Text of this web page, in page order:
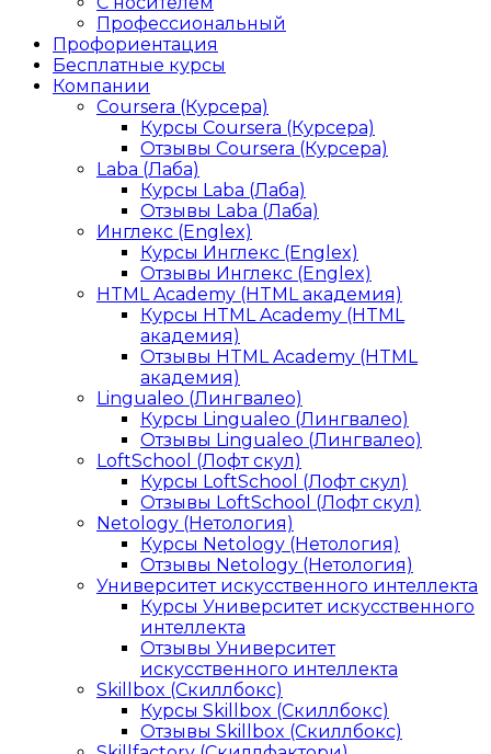
Профессиональный
Профориентация
Бесплатные курсы
Компании
Coursera (Курсера)
Курсы Coursera (Курсера)
Отзывы Coursera (Курсера)
Laba (Лаба)
Курсы Laba (Лаба)
Отзывы Laba (Лаба)
Инглекс (Englex)
Курсы Инглекс (Englex)
Отзывы Инглекс (Englex)
HTML Academy (HTML академия)
Курсы HTML Academy (HTML
академия)
Отзывы HTML Academy (HTML
академия)
Lingualeo (Лингвалео)
Курсы Lingualeo (Лингвалео)
Отзывы Lingualeo (Лингвалео)
LoftSchool (Лофт скул)
Курсы LoftSchool (Лофт скул)
Отзывы LoftSchool (Лофт скул)
Netology (Нетология)
Курсы Netology (Нетология)
Отзывы Netology (Нетология)
Университет искусственного интеллекта
Курсы Университет искусственного
интеллекта
Отзывы Университет
искусственного интеллекта
Skillbox (Скиллбокс)
Курсы Skillbox (Скиллбокс)
Отзывы Skillbox (Скиллбокс)